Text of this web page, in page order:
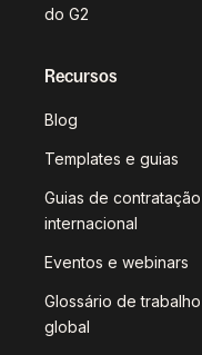
do G2
Recursos
Blog
Templates e guias
Guias de contratação
internacional
Eventos e webinars
Glossário de trabalho
global